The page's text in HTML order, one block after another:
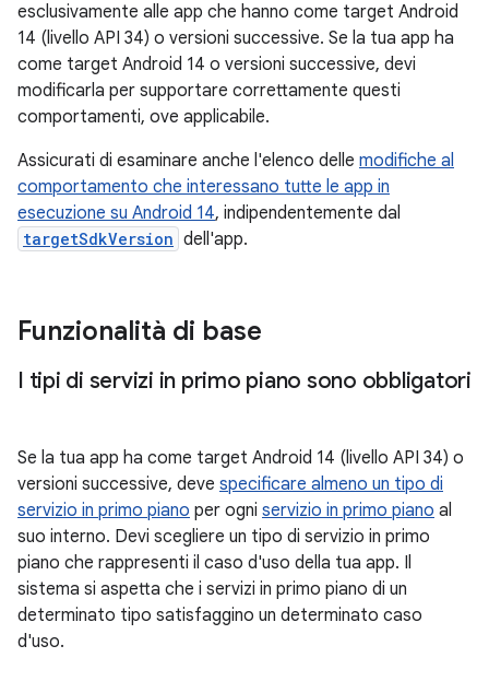
esclusivamente alle app che hanno come target Android
14 (livello API 34) o versioni successive. Se la tua app ha
come target Android 14 o versioni successive, devi
modificarla per supportare correttamente questi
comportamenti, ove applicabile.
Assicurati di esaminare anche l'elenco delle modifiche al
comportamento che interessano tutte le app in
esecuzione su Android 14, indipendentemente dal
targetSdkVersion dell'app.
Funzionalità di base
I tipi di servizi in primo piano sono obbligatori
Se la tua app ha come target Android 14 (livello API 34) o
versioni successive, deve specificare almeno un tipo di
servizio in primo piano per ogni servizio in primo piano al
suo interno. Devi scegliere un tipo di servizio in primo
piano che rappresenti il caso d'uso della tua app. Il
sistema si aspetta che i servizi in primo piano di un
determinato tipo satisfaggino un determinato caso
d'uso.